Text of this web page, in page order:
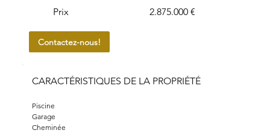
Prix 2.875.000 €
Contactez-nous!
CARACTÉRISTIQUES DE LA PROPRIÉTÉ
Piscine
Garage
Cheminée